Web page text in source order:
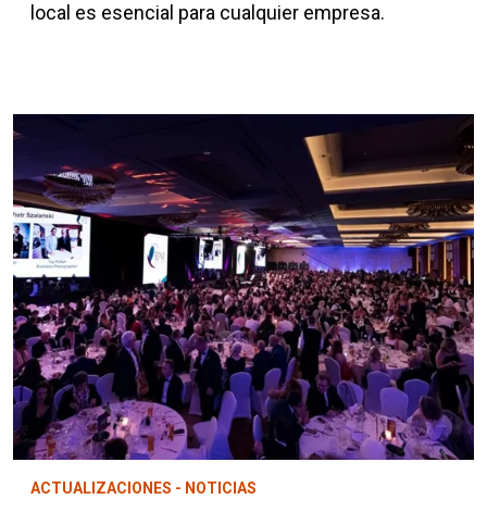
local es esencial para cualquier empresa.
ACTUALIZACIONES - NOTICIAS